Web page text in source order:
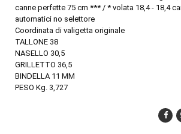
canne perfette 75 cm *** / * volata 18,4 - 18,4
automatici no selettore
Coordinata di valigetta originale
TALLONE 38
NASELLO 30,5
GRILLETTO 36,5
BINDELLA 11 MM
PESO Kg. 3,727